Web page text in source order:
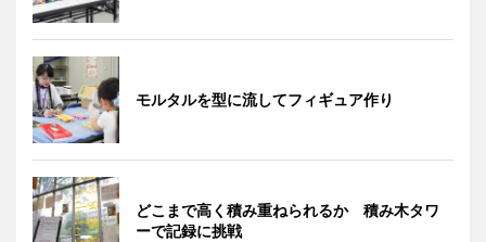
モルタルを型に流してフィギュア作り
どこまで高く積み重ねられるか 積み木タワ
ーで記録に挑戦